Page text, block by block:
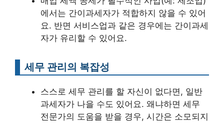
에서는 간이과세자가 적합하지 않을 수 있어
요. 반면 서비스업과 같은 경우에는 간이과세
자가 유리할 수 있어요.
세무 관리의 복잡성
스스로 세무 관리를 할 자신이 없다면, 일반
과세자가 나을 수도 있어요. 왜냐하면 세무
전문가의 도움을 받을 경우, 시간은 소모되지